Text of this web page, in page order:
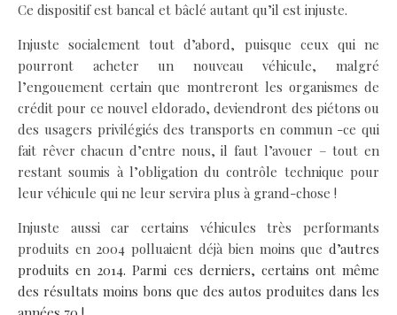
Ce dispositif est bancal et bâclé autant qu’il est injuste.
Injuste socialement tout d’abord, puisque ceux qui ne
pourront acheter un nouveau véhicule, malgré
l’engouement certain que montreront les organismes de
crédit pour ce nouvel eldorado, deviendront des piétons ou
des usagers privilégiés des transports en commun -ce qui
fait rêver chacun d’entre nous, il faut l’avouer – tout en
restant soumis à l’obligation du contrôle technique pour
leur véhicule qui ne leur servira plus à grand-chose !
Injuste aussi car certains véhicules très performants
produits en 2004 polluaient déjà bien moins que d’autres
produits en 2014. Parmi ces derniers, certains ont même
des résultats moins bons que des autos produites dans les